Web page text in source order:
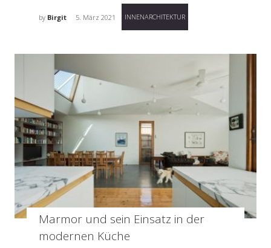
by Birgit 5. März 2021 INNENARCHITEKTUR
Marmor und sein Einsatz in der
modernen Küche